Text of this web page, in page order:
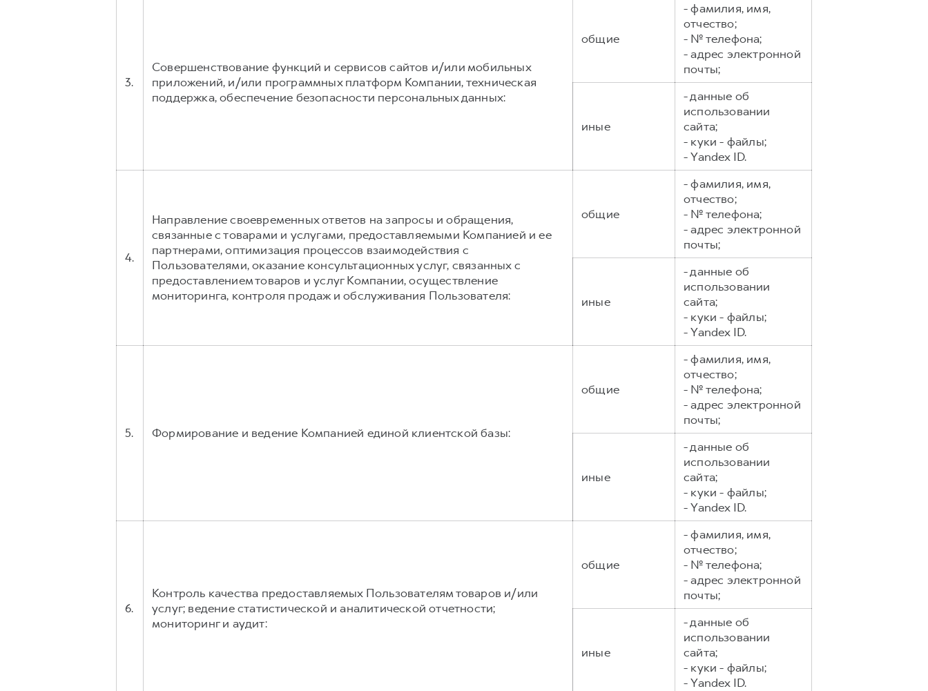
3.
Совершенствование функций и сервисов сайтов и/или мобильных
приложений, и/или программных платформ Компании, техническая
поддержка, обеспечение безопасности персональных данных:
общие
- фамилия, имя,
отчество;
- № телефона;
- адрес электронной
почты;
иные
- данные об
использовании
сайта;
- куки - файлы;
- Yandex ID.
4.
Направление своевременных ответов на запросы и обращения,
связанные с товарами и услугами, предоставляемыми Компанией и ее
партнерами, оптимизация процессов взаимодействия с
Пользователями, оказание консультационных услуг, связанных с
предоставлением товаров и услуг Компании, осуществление
мониторинга, контроля продаж и обслуживания Пользователя:
общие
- фамилия, имя,
отчество;
- № телефона;
- адрес электронной
почты;
иные
- данные об
использовании
сайта;
- куки - файлы;
- Yandex ID.
5. Формирование и ведение Компанией единой клиентской базы:
общие
- фамилия, имя,
отчество;
- № телефона;
- адрес электронной
почты;
иные
- данные об
использовании
сайта;
- куки - файлы;
- Yandex ID.
6.
Контроль качества предоставляемых Пользователям товаров и/или
услуг; ведение статистической и аналитической отчетности;
мониторинг и аудит:
общие
- фамилия, имя,
отчество;
- № телефона;
- адрес электронной
почты;
иные
- данные об
использовании
сайта;
- куки - файлы;
- Yandex ID.